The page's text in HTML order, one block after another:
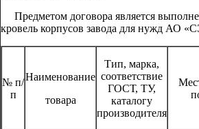
Предметом договора является
кровель корпусов завода для нужд АО
№ п/
п
Наименование
товара
Тип, марка,
соответствие
ГОСТ, ТУ,
каталогу
производителя